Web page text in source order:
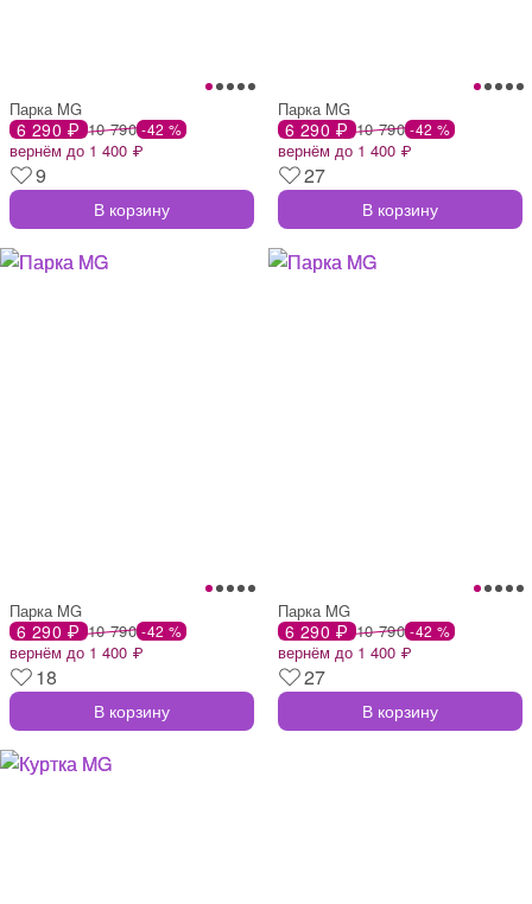
Парка MG
6 290 ₽ 10 790 -42 %
вернём до 1 400 ₽
9
В корзину
Парка MG
6 290 ₽ 10 790 -42 %
вернём до 1 400 ₽
27
В корзину
Парка MG
6 290 ₽ 10 790 -42 %
вернём до 1 400 ₽
18
В корзину
Парка MG
6 290 ₽ 10 790 -42 %
вернём до 1 400 ₽
27
В корзину